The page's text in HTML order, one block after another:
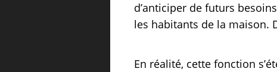
d’anticiper de futurs
les habitants de la maison.
En réalité, cette fonction